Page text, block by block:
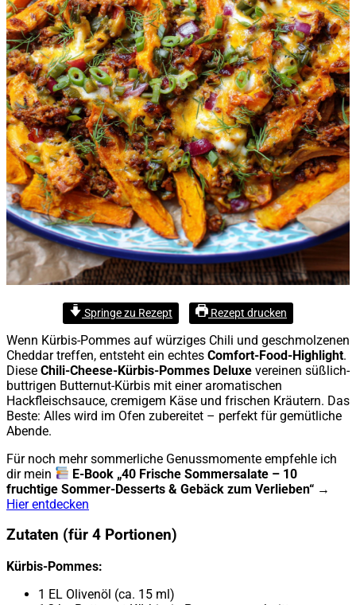
Springe zu Rezept Rezept drucken
Wenn Kürbis-Pommes auf würziges Chili und geschmolzenen
Cheddar treffen, entsteht ein echtes Comfort-Food-Highlight.
Diese Chili-Cheese-Kürbis-Pommes Deluxe vereinen süßlich-
buttrigen Butternut-Kürbis mit einer aromatischen
Hackfleischsauce, cremigem Käse und frischen Kräutern. Das
Beste: Alles wird im Ofen zubereitet – perfekt für gemütliche
Abende.
Für noch mehr sommerliche Genussmomente empfehle ich
dir mein
E-Book „40 Frische Sommersalate – 10
fruchtige Sommer-Desserts & Gebäck zum Verlieben“ →
Hier entdecken
Zutaten (für 4 Portionen)
Kürbis-Pommes:
1 EL Olivenöl (ca. 15 ml)